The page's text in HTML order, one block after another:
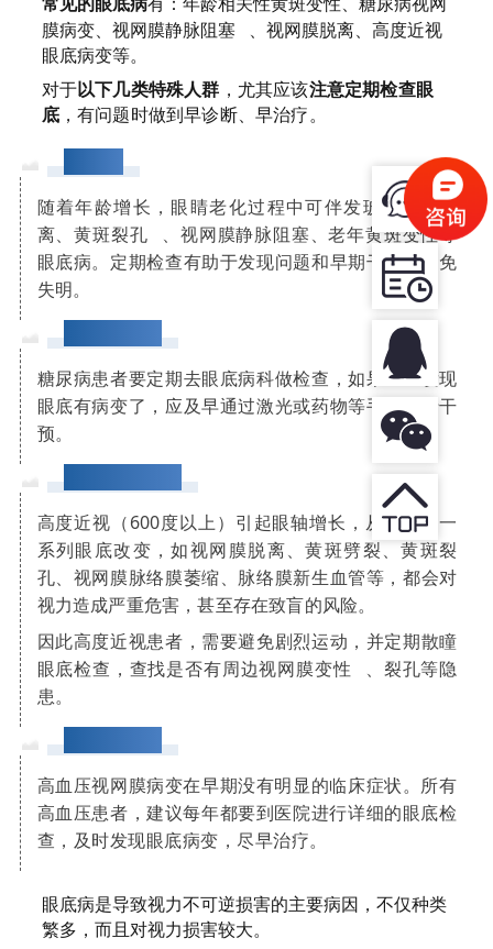
膜病变、 视网膜静脉阻塞
、视网膜脱离、高度近视
眼底病变等。
对于以下几类特殊人群 ，尤其应该注意定期检查眼
底，有问题时做到早诊断、早治疗。
随着年龄增长，眼睛老化过程中可伴发玻璃体后脱
离、黄斑裂孔
、视网膜静脉阻塞、老年黄斑变性等
眼底病。定期检查有助于发现问题和早期干预、避免
失明。
糖尿病患者
糖尿病患者要定期去眼底病科做检查，如果一旦发现
眼底有病变了，应及早通过激光或药物等手段进行干
预。
高度近视（600度以上）引起眼轴增长，从而产生一
系列眼底改变，如视网膜脱离、黄斑劈裂、黄斑裂
孔、视网膜脉络膜萎缩、脉络膜新生血管等，都会对
视力造成严重危害，甚至存在致盲的风险。
因此高度近视患者，需要避免剧烈运动，并定期散瞳
眼底检查，查找是否有周边视网膜变性
、裂孔等隐
患。
高血压患者
高血压视网膜病变在早期没有明显的临床症状。所有
高血压患者，建议每年都要到医院进行详细的眼底检
查，及时发现眼底病变，尽早治疗。
眼底病是导致视力不可逆损害的主要病因，不仅种类
繁多，而且对视力损害较大。